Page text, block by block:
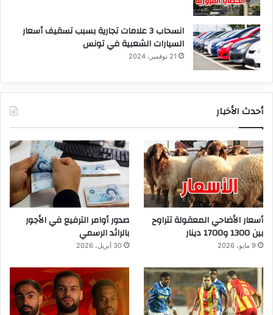
انسحاب 3 علامات تجارية بسبب تسقيف أسعار
السيارات الشعبية في تونس
21 نوفمبر، 2024
أحدث الأخبار
أسعار الأضاحي المعقولة تتراوح
بين 1300 و1700 دينار
9 مايو، 2026
صدور أوامر الترفيع في الأجور
بالرائد الرسمي
30 أبريل، 2026